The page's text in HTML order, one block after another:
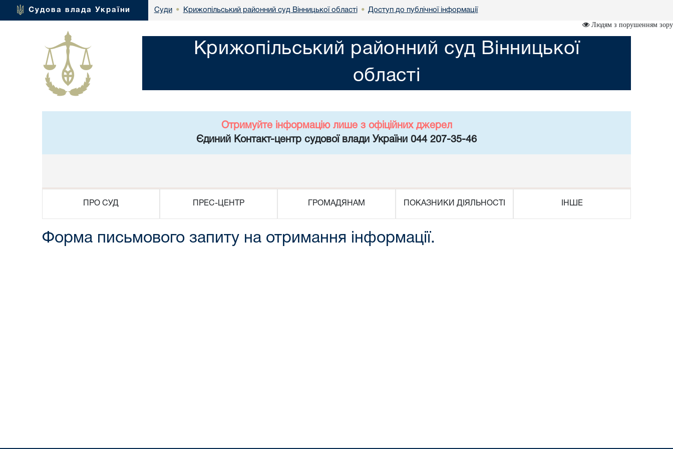
Судова влада України Суди • Крижопільський районний суд Вінницької області • Доступ до публічної інформації
Людям з порушенням зору
Крижопільський районний суд Вінницької
області
Отримуйте інформацію лише з офіційних джерел
Єдиний Контакт-центр судової влади України 044 207-35-46
ПРО СУД ПРЕС-ЦЕНТР ГРОМАДЯНАМ ПОКАЗНИКИ ДІЯЛЬНОСТІ ІНШЕ
Форма письмового запиту на отримання інформації.